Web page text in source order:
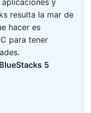
y
resulta la mar de
hacer es
para tener
BlueStacks 5